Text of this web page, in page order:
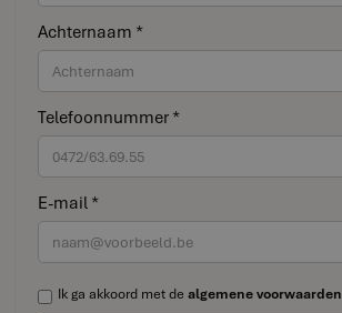
Achternaam *
Telefoonnummer *
E-mail *
Ik ga akkoord met dealgemene voorwaarden